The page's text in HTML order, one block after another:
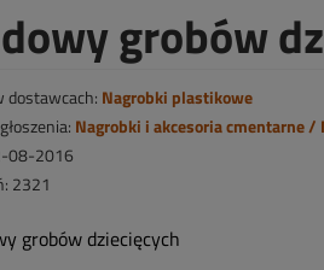
grobów
dostawcach: Nagrobki plastikowe
Nagrobki i akcesoria cmentarne
08-2016
2321